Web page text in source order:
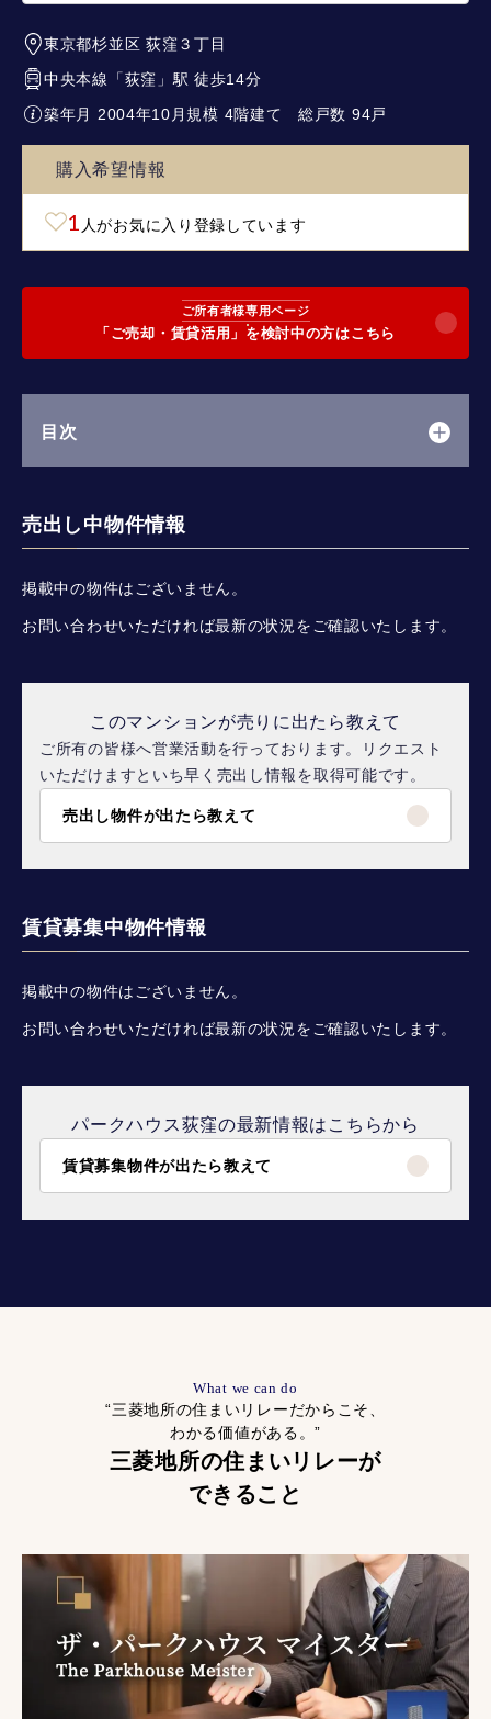
東京都杉並区 荻窪３丁目
中央本線
「荻窪 」駅 徒歩14分
築年月 2004年10月規模 4階建て総戸数 94戸
購入希望情報
1 人がお気に入り登録しています
ご所有者様専用ページ
「ご売却・賃貸活用」を検討中の方はこちら
目次
売出し中物件情報
掲載中の物件はございません。
お問い合わせいただければ最新の状況をご確認いたします。
このマンションが売りに出たら教えて
ご所有の皆様へ営業活動を行っております。リクエスト
いただけますといち早く売出し情報を取得可能です。
売出し物件が出たら教えて
賃貸募集中物件情報
掲載中の物件はございません。
お問い合わせいただければ最新の状況をご確認いたします。
パークハウス荻窪の最新情報はこちらから
賃貸募集物件が出たら教えて
What we can do
“三菱地所の住まいリレーだからこそ、
わかる価値がある。”
三菱地所の住まいリレーが
できること